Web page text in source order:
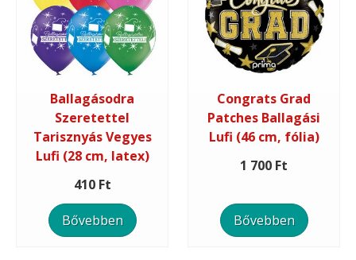
Ballagásodra
Szeretettel
Tarisznyás Vegyes
Lufi (28 cm, latex)
410 Ft
Bővebben
Congrats Grad
Patches Ballagási
Lufi (46 cm, fólia)
1 700 Ft
Bővebben